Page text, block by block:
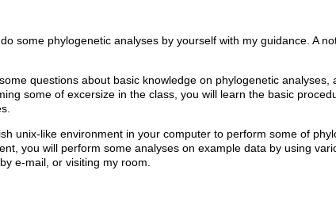
some phylogenetic analyses by yourself with my guidance. A
questions about basic knowledge on phylogenetic
some of excersize in the class, you will learn the basic
unix-like environment in your computer to perform some of
you will perform some analyses on example data by using
e-mail, or visiting my room.